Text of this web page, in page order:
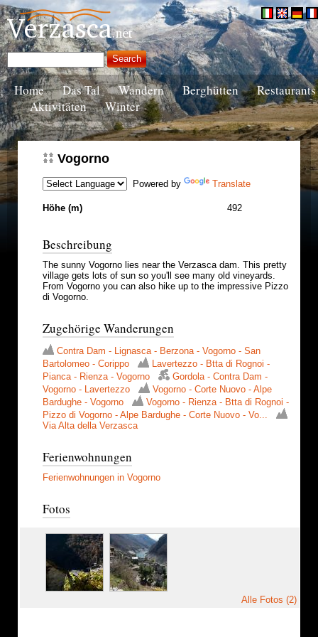
Home Das Tal Wandern Berghütten
Restaurants
Aktivitäten
Winter
Vogorno
Powered by Translate
Höhe (m) 492
Beschreibung
The sunny Vogorno lies near the Verzasca dam. This pretty
village gets lots of sun so you'll see many old vineyards.
From Vogorno you can also hike up to the impressive Pizzo
di Vogorno.
Zugehörige Wanderungen
Contra Dam - Lignasca - Berzona - Vogorno - San
Bartolomeo - Corippo
Lavertezzo - Btta di Rognoi -
Pianca - Rienza - Vogorno
Gordola - Contra Dam -
Vogorno - Lavertezzo
Vogorno - Corte Nuovo - Alpe
Bardughe - Vogorno
Vogorno - Rienza - Btta di Rognoi -
Pizzo di Vogorno - Alpe Bardughe - Corte Nuovo - Vo...
Via Alta della Verzasca
Ferienwohnungen
Ferienwohnungen in Vogorno
Fotos
Alle Fotos (2)